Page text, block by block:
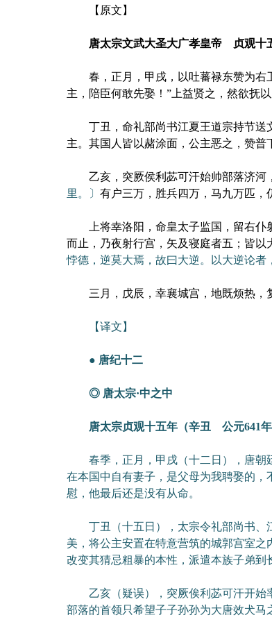
【原文】
唐太宗文武大圣大广孝皇帝 贞观十
春，正月，甲戌，以吐蕃禄东赞为右卫
主，陪臣何敢先娶！”上益贤之，然欲抚
丁丑，命礼部尚书江夏王道宗持节送文
主。其国人皆以赭涂面，公主恶之，赞普
乙亥，突厥侯利苾可汗始帅部落济河，
里。〕 有户三万，胜兵四万，马九万匹，
上将幸洛阳，命皇太子监国，留右仆
而止，乃夜射行宫，矢及寝庭者五；皆以
悖德，逆莫大焉，故曰大逆。以大逆论者
三月，戊辰，幸襄城宫，地既烦热，
【译文】
● 唐纪十二
◎ 唐太宗·中之中
唐太宗贞观十五年（辛丑 公元641年
春季，正月，甲戌（十二日），唐朝廷
在本国中自有妻子，是父母为我聘娶的
慰，他最后还是没有从命。
丁丑（十五日），太宗令礼部尚书、江
美，将公主安置在特意营筑的城郭宫室
改变其猜忌粗暴的本性，派遣本族子弟到
乙亥（疑误），突厥俟利苾可汗开始率
部落的首领只希望子子孙孙为大唐效犬马